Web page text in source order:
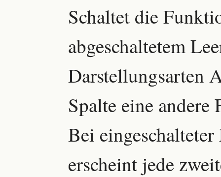
Schaltet die
abgeschaltetem
Darstellungsarten
Spalte eine andere
Bei
erscheint jede